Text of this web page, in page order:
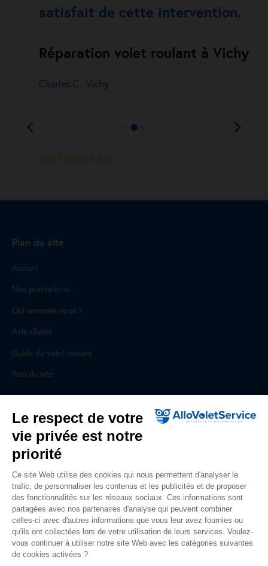
satisfait de cette intervention.
Réparation volet roulant à Vichy
Charles C., Vichy
Voir tous les avis
Plan du site
Accueil
Nos prestations
Qui sommes-nous ?
Avis clients
Guide du volet roulant
Plan du site
Pour les professionnels
Professionnels, des prestations ad hoc
Rejoignez un réseau national, nous recrutons !
Liens utiles
Mentions légales
Données personnelles
Le respect de votre
vie privée est notre
priorité
Ce site Web utilise des cookies qui nous permettent d'analyser le
trafic, de personnaliser les contenus et les publicités et de proposer
des fonctionnalités sur les réseaux sociaux. Ces informations sont
partagées avec nos partenaires d'analyse qui peuvent combiner
celles-ci avec d'autres informations que vous leur avez fournies ou
qu'ils ont collectées lors de votre utilisation de leurs services. Voulez-
vous continuer à utiliser notre site Web avec les catégories suivantes
de cookies activées ?